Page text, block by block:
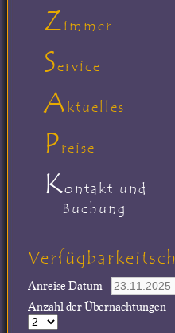
Zimmer
Service
Aktuelles
Preise
Kontakt und
Buchung
Anreise Datum
Anzahl der Übernachtungen